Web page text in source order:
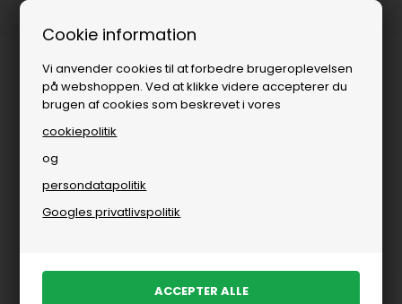
Cookie information
Vi anvender cookies til at forbedre brugeroplevelsen
på webshoppen. Ved at klikke videre accepterer du
brugen af cookies som beskrevet i vores
cookiepolitik
og
persondatapolitik
Googles privatlivspolitikDu er her:
Stue Køkken